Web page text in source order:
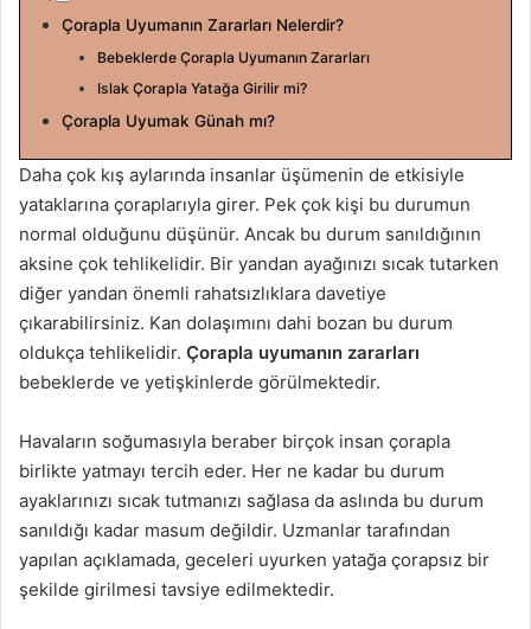
n
X
s
t
a
g
n
d
e
r
m
e
k
Çorapla Uyumanın Zararları Nelerdir?
Bebeklerde Çorapla Uyumanın Zararları
Islak Çorapla Yatağa Girilir mi?
Çorapla Uyumak Günah mı?
Daha çok kış aylarında insanlar üşümenin de etkisiyle
yataklarına çoraplarıyla girer. Pek çok kişi bu durumun
normal olduğunu düşünür. Ancak bu durum sanıldığının
aksine çok tehlikelidir. Bir yandan ayağınızı sıcak tutarken
diğer yandan önemli rahatsızlıklara davetiye
çıkarabilirsiniz. Kan dolaşımını dahi bozan bu durum
oldukça tehlikelidir. Çorapla uyumanın zararları
bebeklerde ve yetişkinlerde görülmektedir.
Havaların soğumasıyla beraber birçok insan çorapla
birlikte yatmayı tercih eder. Her ne kadar bu durum
ayaklarınızı sıcak tutmanızı sağlasa da aslında bu durum
sanıldığı kadar masum değildir. Uzmanlar tarafından
yapılan açıklamada, geceleri uyurken yatağa çorapsız bir
şekilde girilmesi tavsiye edilmektedir.